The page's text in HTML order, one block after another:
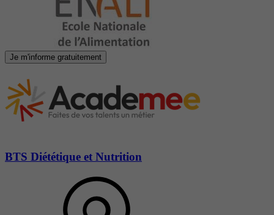
Je m'informe gratuitement
BTS Diététique et Nutrition